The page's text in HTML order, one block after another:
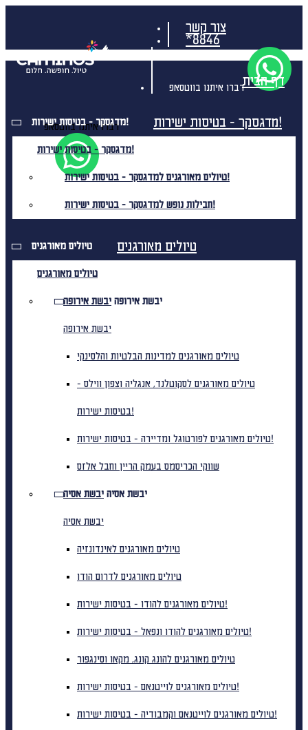
צור קשר
*8846
דברו איתנו בווטסאפ
דברו איתנו בווטסאפ
דף הבית
מדגסקר - בטיסות ישירות! מדגסקר - בטיסות ישירות!
מדגסקר - בטיסות ישירות!
טיולים מאורגנים למדגסקר - בטיסות ישירות!
חבילות נופש למדגסקר - בטיסות ישירות!
טיולים מאורגנים טיולים מאורגנים
טיולים מאורגנים
יבשת אירופה יבשת אירופה
יבשת אירופה
טיולים מאורגנים למדינות הבלטיות והלסינקי
טיולים מאורגנים לסקוטלנד, אנגליה וצפון ווילס -
בטיסות ישירות!
טיולים מאורגנים לפורטוגל ומדיירה - בטיסות ישירות!
שווקי הכריסמס בעמק הריין וחבל אלזס
יבשת אסיה יבשת אסיה
יבשת אסיה
טיולים מאורגנים לאינדונזיה
טיולים מאורגנים לדרום הודו
טיולים מאורגנים להודו - בטיסות ישירות!
טיולים מאורגנים להודו ונפאל - בטיסות ישירות!
טיולים מאורגנים להונג קונג, מקאו וסינגפור
טיולים מאורגנים לוייטנאם - בטיסות ישירות!
טיולים מאורגנים לוייטנאם וקמבודיה - בטיסות ישירות!